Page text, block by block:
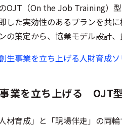
OJT（On the Job Training）
した実効性のあるプランを共
の策定から、協業モデル設計
生事業を立ち上げる人財育成
業を立ち上げる OJT
材育成」と「現場伴走」の両